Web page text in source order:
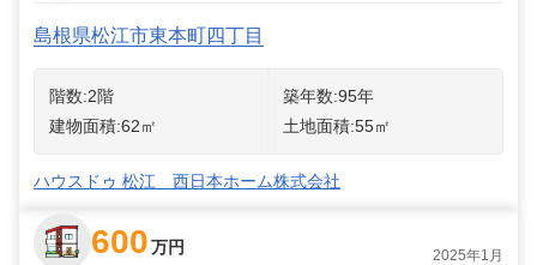
島根県松江市東本町四丁目
階数:2階 築年数:95年
建物面積:62㎡ 土地面積:55㎡
ハウスドゥ 松江 西日本ホーム株式会社
600万円 2025年1月